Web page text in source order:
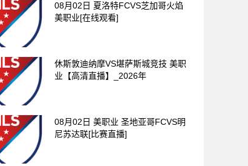
08月02日 夏洛特FCVS芝加哥火焰
美职业[在线观看]
休斯敦迪纳摩VS堪萨斯城竞技 美职
业【高清直播】_2026年
08月02日 美职业 圣地亚哥FCVS明
尼苏达联[比赛直播]